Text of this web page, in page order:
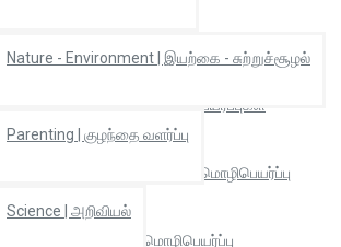
Nature - Environment | இயற்கை - சுற்றுச்சூழல்
Parenting | குழந்தை வளர்ப்பு
Science | அறிவியல்
Translations | பிரஞ்சு மொழிபெயர்ப்புகள்
Translation | மலையாள மொழிபெயர்ப்பு
Translation | ரஷ்ய மொழிபெயர்ப்பு